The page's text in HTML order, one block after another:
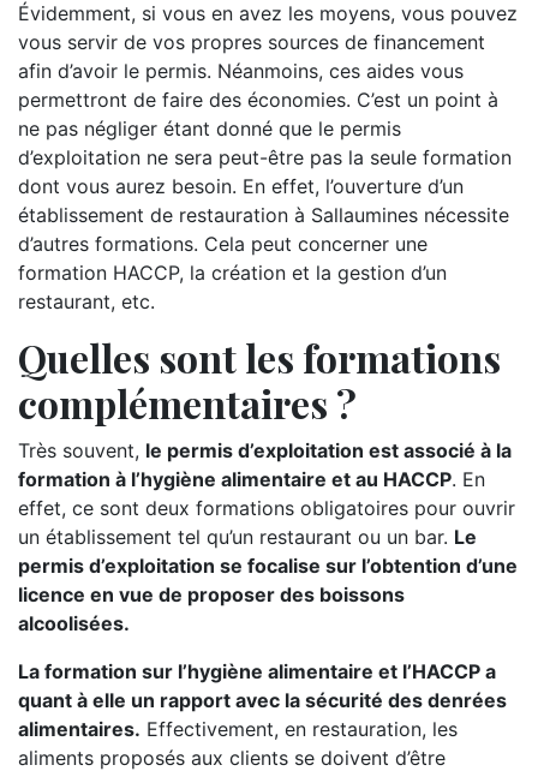
Évidemment, si vous en avez les moyens, vous pouvez
vous servir de vos propres sources de financement
afin d’avoir le permis. Néanmoins, ces aides vous
permettront de faire des économies. C’est un point à
ne pas négliger étant donné que le permis
d’exploitation ne sera peut-être pas la seule formation
dont vous aurez besoin. En effet, l’ouverture d’un
établissement de restauration à Sallaumines nécessite
d’autres formations. Cela peut concerner une
formation HACCP, la création et la gestion d’un
restaurant, etc.
Quelles sont les formations
complémentaires ?
Très souvent, le permis d’exploitation est associé à la
formation à l’hygiène alimentaire et au HACCP. En
effet, ce sont deux formations obligatoires pour ouvrir
un établissement tel qu’un restaurant ou un bar. Le
permis d’exploitation se focalise sur l’obtention d’une
licence en vue de proposer des boissons
alcoolisées.
La formation sur l’hygiène alimentaire et l’HACCP a
quant à elle un rapport avec la sécurité des denrées
alimentaires. Effectivement, en restauration, les
aliments proposés aux clients se doivent d’être